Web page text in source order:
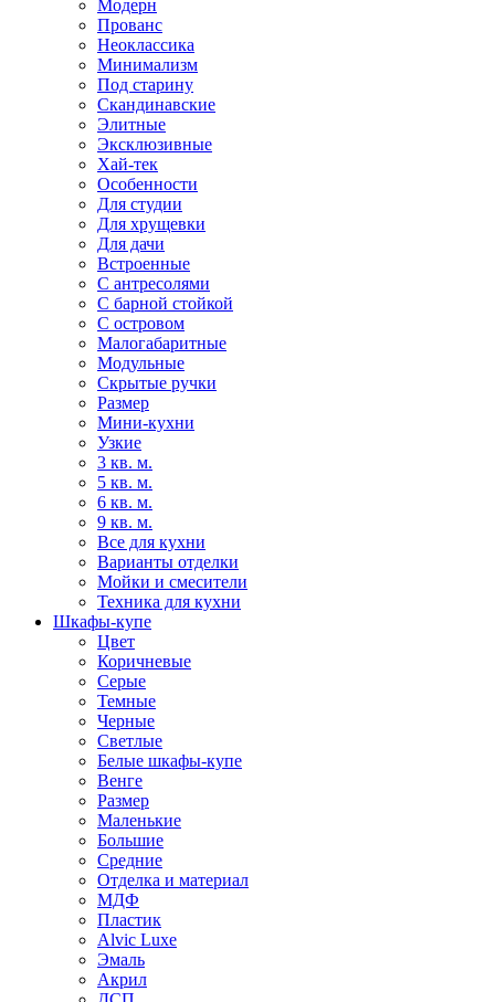
Модерн
Прованс
Неоклассика
Минимализм
Под старину
Скандинавские
Элитные
Эксклюзивные
Хай-тек
Особенности
Для студии
Для хрущевки
Для дачи
Встроенные
С антресолями
С барной стойкой
С островом
Малогабаритные
Модульные
Скрытые ручки
Размер
Мини-кухни
Узкие
3 кв. м.
5 кв. м.
6 кв. м.
9 кв. м.
Все для кухни
Варианты отделки
Мойки и смесители
Техника для кухни
Шкафы-купе
Цвет
Коричневые
Серые
Темные
Черные
Светлые
Белые шкафы-купе
Венге
Размер
Маленькие
Большие
Средние
Отделка и материал
МДФ
Пластик
Alvic Luxe
Эмаль
Акрил